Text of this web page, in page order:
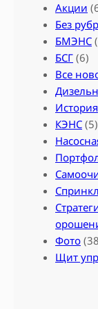
Акции
Без
БМЭНС
БСГ (6)
Все
История
КЭНС (5)
Фото
Щит